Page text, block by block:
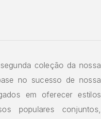
coleção da nossa
no sucesso de nossa
em oferecer estilos
populares conjuntos,